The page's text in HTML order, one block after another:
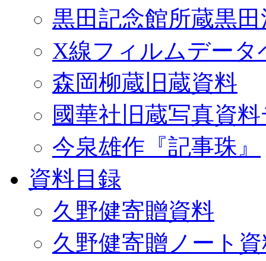
黒田記念館所蔵黒
X線フィルムデータ
森岡柳蔵旧蔵資料
國華社旧蔵写真資
今泉雄作『記事珠』
資料目録
久野健寄贈資料
久野健寄贈ノート